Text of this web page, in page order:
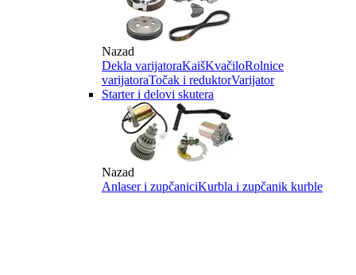
Nazad
Dekla varijatoraKaišKvačiloRolnice
varijatoraTočak i reduktorVarijator
Starter i delovi skutera
Nazad
Anlaser i zupčaniciKurbla i zupčanik kurble